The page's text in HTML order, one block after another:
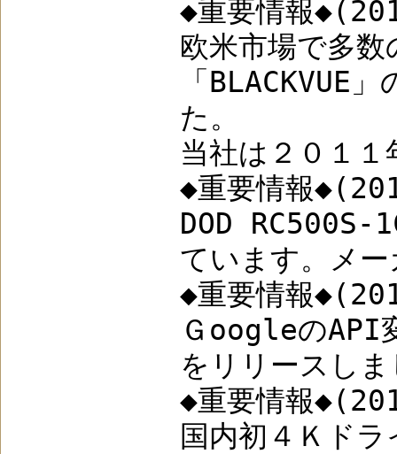
◆重要情報
欧米市場で多
「BLACKVUE
た。
当社は２０１１
◆重要情報
DOD RC500S-
ています。メ
◆重要情報
ＧoogleのAPI
をリリースし
◆重要情報
国内初４Ｋド